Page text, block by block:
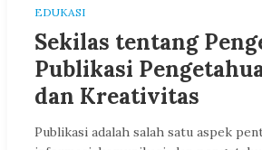
EDUKASI
Sekilas tentang
Publikasi
dan Kreativitas
Publikasi adalah salah satu aspek